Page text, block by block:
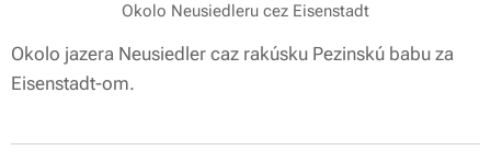
Okolo Neusiedleru cez Eisenstadt
Okolo jazera Neusiedler caz rakúsku Pezinskú babu za
Eisenstadt-om.